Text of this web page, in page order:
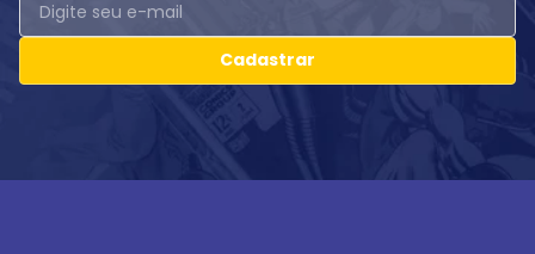
Cadastrar